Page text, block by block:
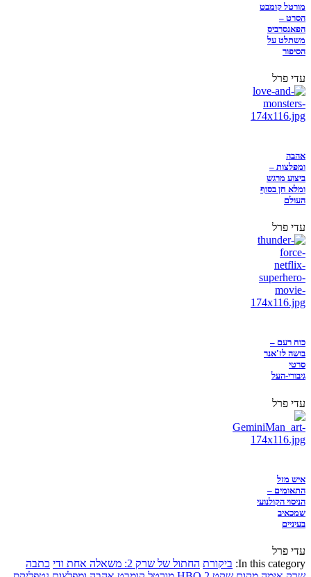
מורטל קומבט
הסרט –
הפאנסרביס
משתלט על
הסיפור
עדי פרל
אהבה
ומפלצות –
ביצוע מרגש
ומלא חן בסוף
העולם
עדי פרל
כוח רעם –
בושה לז'אנר
סרטי
גיבורי-העל
עדי פרל
איש מזל
התאומים –
הניסוי הקולנועי
שמכאיב
בעיניים
עדי פרל
In this category: ביקורת החתול של שרק 2: משאלה אחת ודי
כתבה